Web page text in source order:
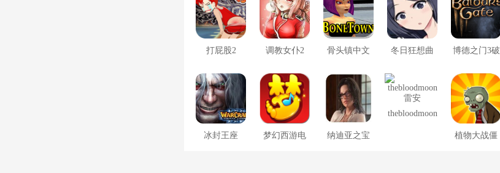
打屁股2 调教女仆2 骨头镇中文 冬日狂想曲
版
博德之门3破
冰封王座 梦幻西游电 纳迪亚之宝
thebloodmoon
植物大战僵